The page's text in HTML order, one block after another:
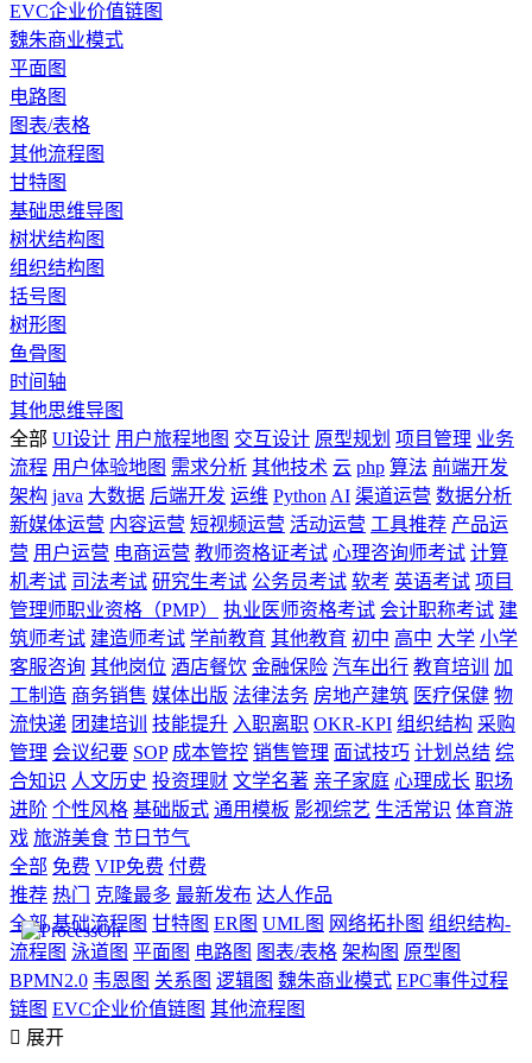
EVC企业价值链图
魏朱商业模式
平面图
电路图
图表/表格
其他流程图
甘特图
基础思维导图
树状结构图
组织结构图
括号图
树形图
鱼骨图
时间轴
其他思维导图
全部 UI设计 用户旅程地图 交互设计 原型规划 项目管理 业务
流程 用户体验地图 需求分析 其他技术 云 php 算法 前端开发
架构 java 大数据 后端开发 运维 Python AI 渠道运营 数据分析
新媒体运营 内容运营 短视频运营 活动运营 工具推荐 产品运
营 用户运营 电商运营 教师资格证考试 心理咨询师考试 计算
机考试 司法考试 研究生考试 公务员考试 软考 英语考试 项目
管理师职业资格（PMP）
执业医师资格考试 会计职称考试 建
筑师考试 建造师考试 学前教育 其他教育 初中 高中 大学 小学
客服咨询 其他岗位 酒店餐饮 金融保险 汽车出行 教育培训
加
工制造 商务销售 媒体出版 法律法务 房地产建筑 医疗保健 物
流快递 团建培训 技能提升 入职离职 OKR-KPI 组织结构 采购
管理 会议纪要 SOP 成本管控 销售管理 面试技巧 计划总结 综
合知识 人文历史 投资理财 文学名著 亲子家庭 心理成长 职场
进阶 个性风格 基础版式 通用模板 影视综艺 生活常识 体育游
戏 旅游美食 节日节气
全部 免费 VIP免费 付费
推荐 热门 克隆最多 最新发布 达人作品
全部 基础流程图 甘特图 ER图 UML图 网络拓扑图 组织结构-
流程图 泳道图 平面图 电路图 图表/表格 架构图 原型图
BPMN2.0 韦恩图 关系图 逻辑图 魏朱商业模式 EPC事件过程
链图 EVC企业价值链图 其他流程图
 展开